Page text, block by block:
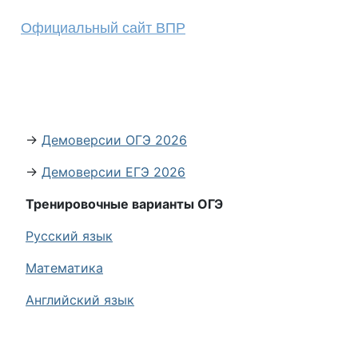
Официальный сайт ВПР
→ Демоверсии ОГЭ 2026
→ Демоверсии ЕГЭ 2026
Тренировочные варианты ОГЭ
Русский язык
Математика
Английский язык